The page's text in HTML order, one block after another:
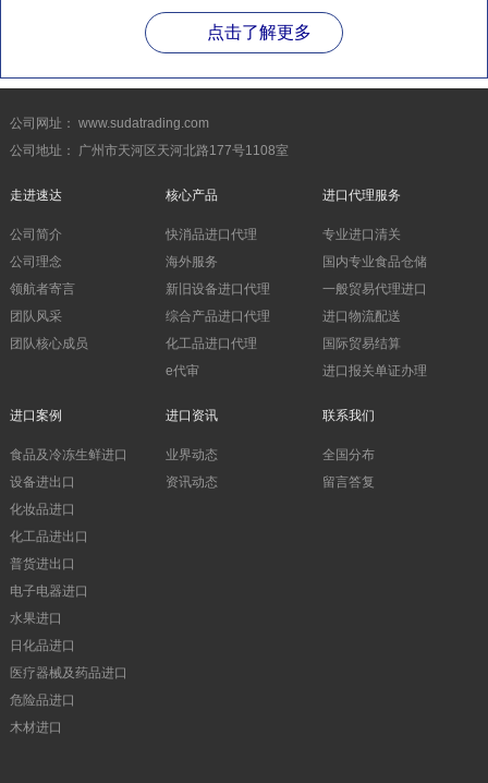
点击了解更多
公司网址： www.sudatrading.com
公司地址： 广州市天河区天河北路177号1108室
走进速达
公司简介
公司理念
领航者寄言
团队风采
团队核心成员
核心产品
快消品进口代理
海外服务
新旧设备进口代理
综合产品进口代理
化工品进口代理
e代审
进口代理服务
专业进口清关
国内专业食品仓储
一般贸易代理进口
进口物流配送
国际贸易结算
进口报关单证办理
进口案例
食品及冷冻生鲜进口
设备进出口
化妆品进口
化工品进出口
普货进出口
电子电器进口
水果进口
日化品进口
医疗器械及药品进口
危险品进口
木材进口
进口资讯
业界动态
资讯动态
联系我们
全国分布
留言答复